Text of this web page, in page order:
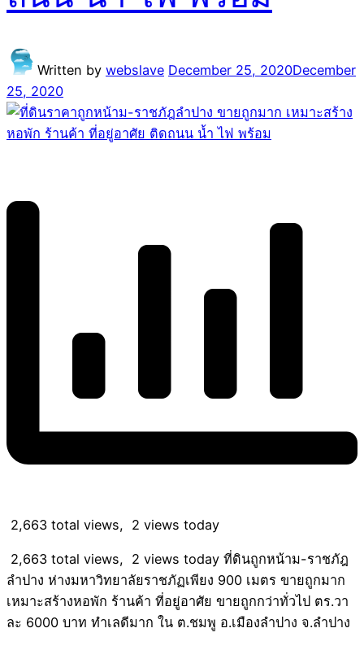
Written by webslave December 25, 2020December
25, 2020
2,663 total views, 2 views today
2,663 total views, 2 views today ที่ดินถูกหน้าม-ราชภัฎ
ลำปาง ห่างมหาวิทยาลัยราชภัฏเพียง 900 เมตร ขายถูกมาก
เหมาะสร้างหอพัก ร้านค้า ที่อยู่อาศัย ขายถูกกว่าทั่วไป ตร.วา
ละ 6000 บาท ทำเลดีมาก ใน ต.ชมพู อ.เมืองลำปาง จ.ลำปาง